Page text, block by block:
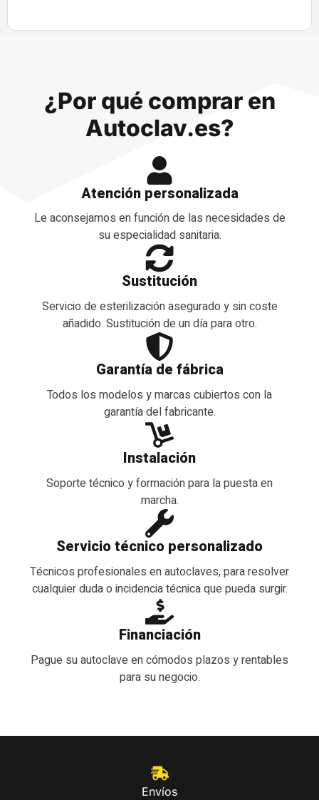
¿Por qué comprar en
Autoclav.es?
Atención personalizada
Le aconsejamos en función de las necesidades de
su especialidad sanitaria.
Sustitución
Servicio de esterilización asegurado y sin coste
añadido. Sustitución de un día para otro.
Garantía de fábrica
Todos los modelos y marcas cubiertos con la
garantía del fabricante.
Instalación
Soporte técnico y formación para la puesta en
marcha.
Servicio técnico personalizado
Técnicos profesionales en autoclaves, para resolver
cualquier duda o incidencia técnica que pueda surgir.
Financiación
Pague su autoclave en cómodos plazos y rentables
para su negocio.
Envíos